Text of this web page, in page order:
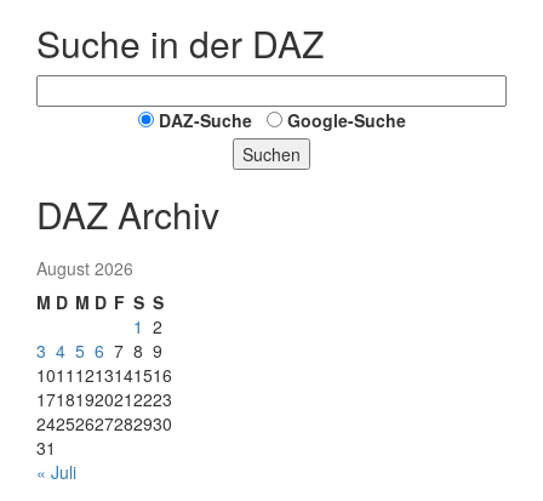
Suche in der DAZ
DAZ-Suche
Google-Suche
Suchen
DAZ Archiv
August 2026
M D M D F S S
1 2
3 4 5 6 7 8 9
1011 1213141516
17181920212223
24252627282930
31
« Juli